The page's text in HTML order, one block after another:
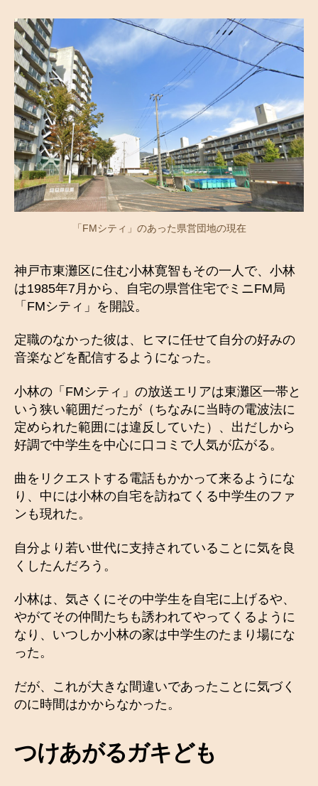
「FMシティ」のあった県営団地の現在
神戸市東灘区に住む小林寛智もその一人で、小林
は1985年7月から、自宅の県営住宅でミニFM局
「FMシティ」を開設。
定職のなかった彼は、ヒマに任せて自分の好みの
音楽などを配信するようになった。
小林の「FMシティ」の放送エリアは東灘区一帯と
いう狭い範囲だったが（ちなみに当時の電波法に
定められた範囲には違反していた）、出だしから
好調で中学生を中心に口コミで人気が広がる。
曲をリクエストする電話もかかって来るようにな
り、中には小林の自宅を訪ねてくる中学生のファ
ンも現れた。
自分より若い世代に支持されていることに気を良
くしたんだろう。
小林は、気さくにその中学生を自宅に上げるや、
やがてその仲間たちも誘われてやってくるように
なり、いつしか小林の家は中学生のたまり場にな
った。
だが、これが大きな間違いであったことに気づく
のに時間はかからなかった。
つけあがるガキども